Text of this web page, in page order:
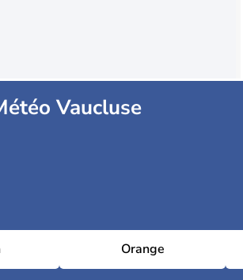
Vaucluse
Orange